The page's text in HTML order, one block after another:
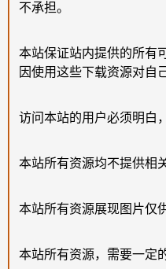
不承担。
本站保证站内提供的所有
因使用这些下载资源对自
访问本站的用户必须明白
本站所有资源均不提供相
本站所有资源展现图片仅
本站所有资源，需要一定